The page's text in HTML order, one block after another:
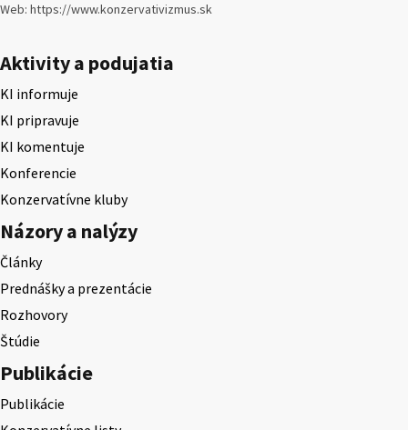
Web: https://www.konzervativizmus.sk
Aktivity a podujatia
KI informuje
KI pripravuje
KI komentuje
Konferencie
Konzervatívne kluby
Názory a nalýzy
Články
Prednášky a prezentácie
Rozhovory
Štúdie
Publikácie
Publikácie